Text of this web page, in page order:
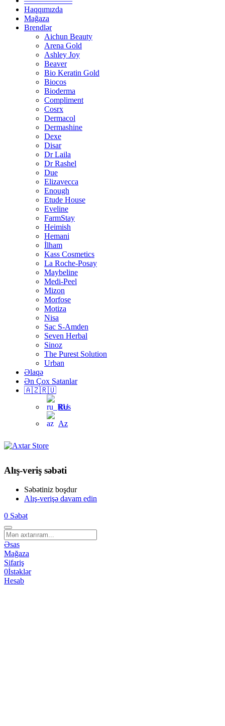
Haqqımızda
Mağaza
Brendlər
Aichun Beauty
Arena Gold
Ashley Joy
Beaver
Bio Keratin Gold
Biocos
Bioderma
Compliment
Cosrx
Dermacol
Dermashine
Dexe
Disar
Dr Laila
Dr Rashel
Due
Elizavecca
Enough
Etude House
Eveline
FarmStay
Heimish
Hemani
İlham
Kass Cosmetics
La Roche-Posay
Maybeline
Medi-Peel
Mizon
Morfose
Motiza
Nisa
Sac S-Amden
Seven Herbal
Sinoz
The Purest Solution
Urban
Əlaqə
Ən Çox Satanlar
🇦🇿🇷🇺
Rus
Az
Alış-veriş səbəti
Səbətiniz boşdur
Alış-verişə davam edin
0 Səbət
Əsas
Mağaza
Sifariş
0İstəklər
Hesab